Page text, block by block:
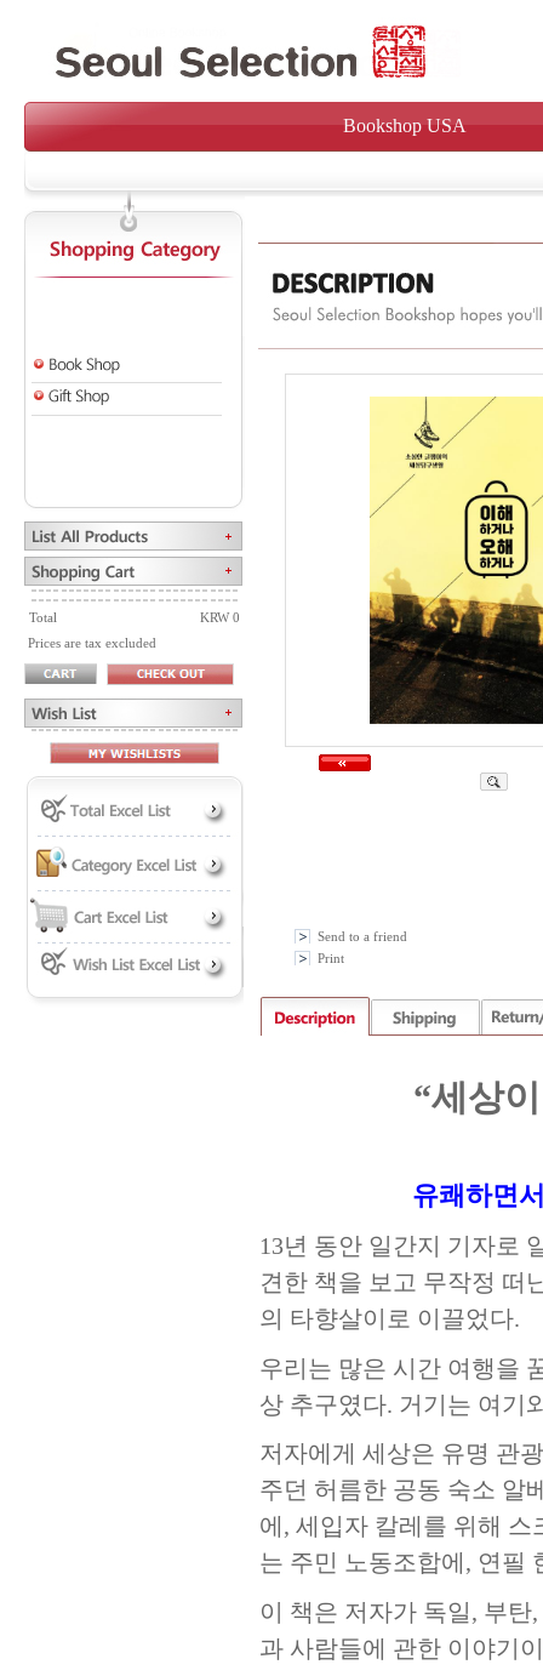
Bookshop USA
Total
KRW 0
Prices are tax excluded
Send to a friend
Print
“세상
유쾌하면
13년 동안 일간지 기자로
견한 책을 보고 무작정 떠
의 타향살이로 이끌었다.
우리는 많은 시간 여행을
상 추구였다. 거기는 여기
저자에게 세상은 유명 관
주던 허름한 공동 숙소 알
에, 세입자 칼레를 위해
는 주민 노동조합에, 연필
이 책은 저자가 독일, 부
과 사람들에 관한 이야기